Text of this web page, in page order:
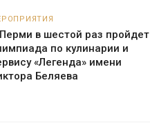
в шестой раз пройдет
по кулинарии и
«Легенда» имени
Беляева